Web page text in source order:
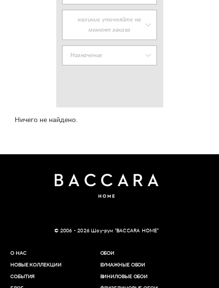
наличие уточняйте на
момент заказа
Назначение
Ничего не найдено.
© 2006 - 2026 Шоу-рум “BACCARA HOME”
О НАС
НОВЫЕ КОЛЛЕКЦИИ
СОБЫТИЯ
ОБОИ
БУМАЖНЫЕ ОБОИ
ВИНИЛОВЫЕ ОБОИ​